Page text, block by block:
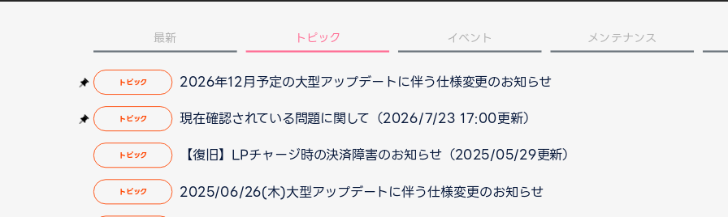
最新 トピック イベント メンテナンス
トピック 2026年12月予定の大型アップデートに伴う仕様変更のお知らせ
トピック 現在確認されている問題に関して（2026/7/23 17:00更新）
トピック 【復旧】LPチャージ時の決済障害のお知らせ（2025/05/29更新）
トピック 2025/06/26(木)大型アップデートに伴う仕様変更のお知らせ